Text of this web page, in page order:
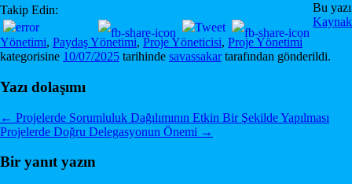
Takip Edin:
Bu yazı
Kaynak
Yönetimi, Paydaş Yönetimi, Proje Yöneticisi, Proje Yönetimi
kategorisine 10/07/2025 tarihinde savassakartarafından gönderildi.
Yazı dolaşımı
← Projelerde Sorumluluk Dağılımının Etkin Bir Şekilde Yapılması
Projelerde Doğru Delegasyonun Önemi →
Bir yanıt yazın